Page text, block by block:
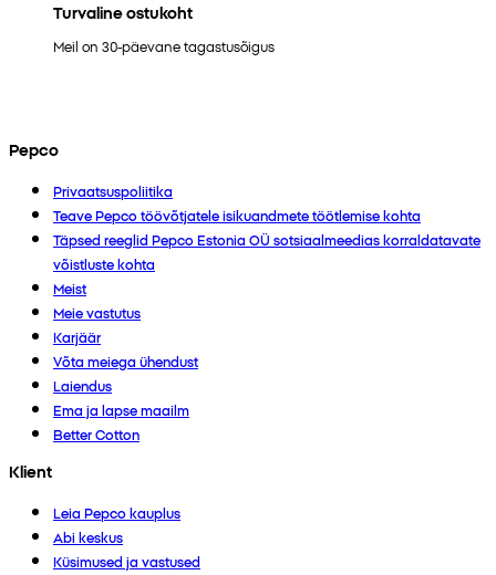
Turvaline ostukoht
Meil on 30-päevane tagastusõigus
Pepco
Privaatsuspoliitika
Teave Pepco töövõtjatele isikuandmete töötlemise kohta
Täpsed reeglid Pepco Estonia OÜ sotsiaalmeedias korraldatavate
võistluste kohta
Meist
Meie vastutus
Karjäär
Võta meiega ühendust
Laiendus
Ema ja lapse maailm
Better Cotton
Klient
Leia Pepco kauplus
Abi keskus
Küsimused ja vastused